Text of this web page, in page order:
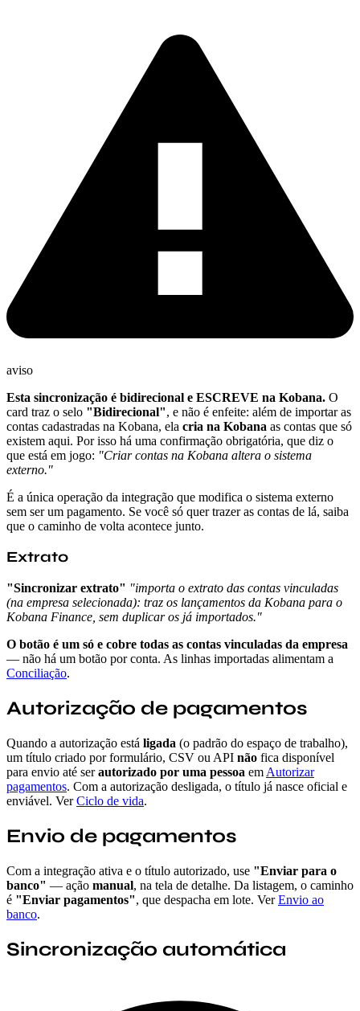
aviso
Esta sincronização é bidirecional e ESCREVE na Kobana. O
card traz o selo "Bidirecional", e não é enfeite: além de importar as
contas cadastradas na Kobana, ela cria na Kobana as contas que só
existem aqui. Por isso há uma confirmação obrigatória, que diz o
que está em jogo: "Criar contas na Kobana altera o sistema
externo."
É a única operação da integração que modifica o sistema externo
sem ser um pagamento. Se você só quer trazer as contas de lá, saiba
que o caminho de volta acontece junto.
Extrato
"Sincronizar extrato" "importa o extrato das contas vinculadas
(na empresa selecionada): traz os lançamentos da Kobana para o
Kobana Finance, sem duplicar os já importados."
O botão é um só e cobre todas as contas vinculadas da empresa
— não há um botão por conta. As linhas importadas alimentam a
Conciliação.
Autorização de pagamentos
Quando a autorização está ligada (o padrão do espaço de trabalho),
um título criado por formulário, CSV ou API não fica disponível
para envio até serautorizado por uma pessoa em Autorizar
pagamentos. Com a autorização desligada, o título já nasce oficial e
enviável. VerCiclo de vida.
Envio de pagamentos
Com a integração ativa e o título autorizado, use "Enviar para o
banco" — ação manual, na tela de detalhe. Da listagem, o caminho
é "Enviar pagamentos", que despacha em lote. VerEnvio ao
banco.
Sincronização automática